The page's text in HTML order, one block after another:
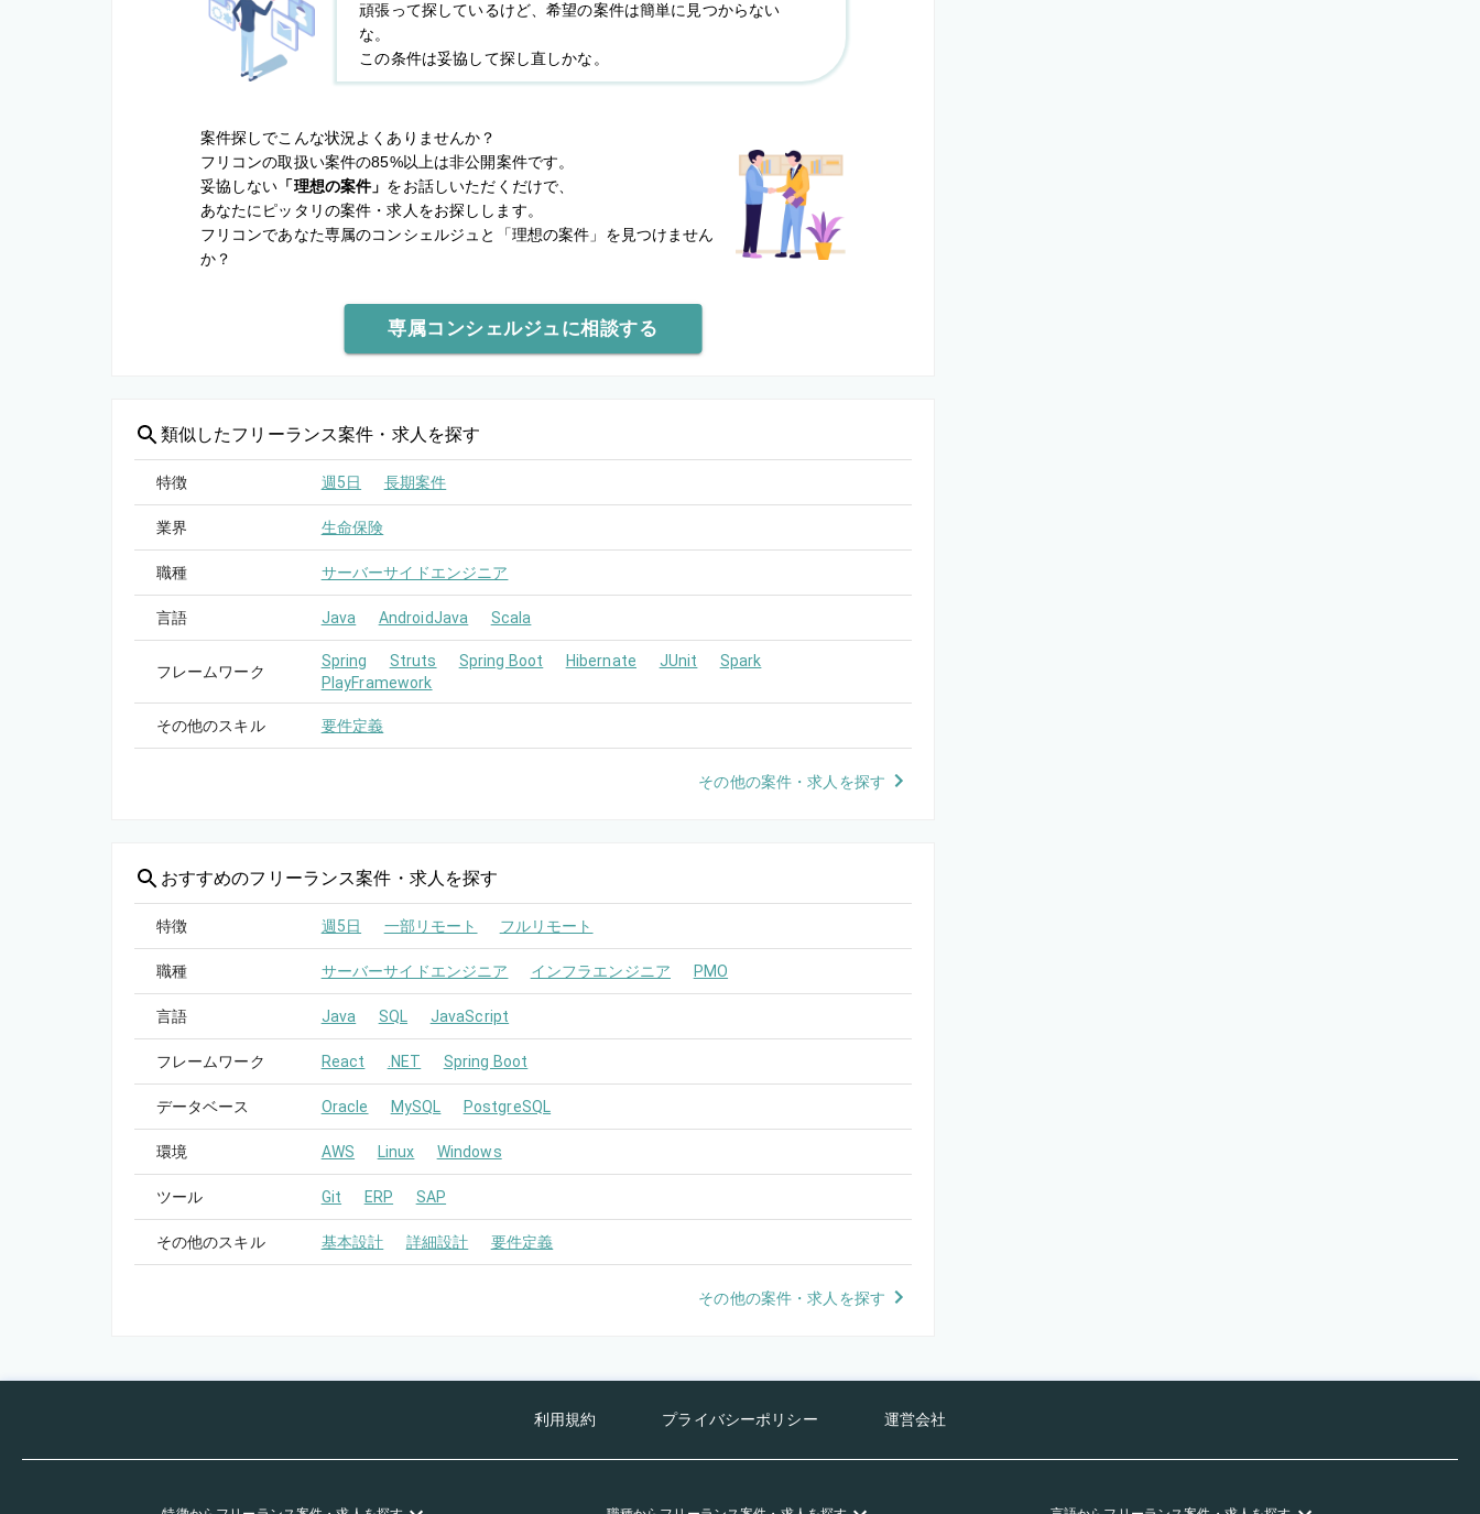
頑張って探しているけど、希望の案件は簡単に見つからない
な。
この条件は妥協して探し直しかな。
案件探しでこんな状況よくありませんか？
フリコンの取扱い案件の85%以上は非公開案件です。
妥協しない 「理想の案件」 をお話しいただくだけで、
あなたにピッタリの案件・求人をお探しします。
フリコンであなた専属のコンシェルジュと
「理想の案件」を見つけません
か？
専属コンシェルジュに相談する
類似したフリーランス案件・求人を探す
特徴 週5日 長期案件
業界 生命保険
職種 サーバーサイドエンジニア
言語 Java AndroidJava Scala
フレームワーク
Spring Struts Spring Boot Hibernate JUnit
Spark
PlayFramework
その他のスキル 要件定義
その他の案件・求人を探す
おすすめのフリーランス案件・求人を探す
特徴 週5日 一部リモート フルリモート
職種 サーバーサイドエンジニア インフラエンジニア PMO
言語 Java SQL JavaScript
フレームワーク React .NET Spring Boot
データベース Oracle MySQL PostgreSQL
環境 AWS Linux Windows
ツール Git ERP SAP
その他のスキル 基本設計 詳細設計 要件定義
その他の案件・求人を探す
利用規約 プライバシーポリシー 運営会社